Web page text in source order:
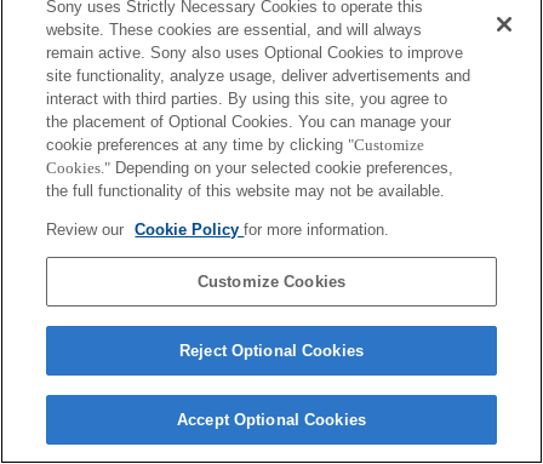
Copyright 2026 Sony Corporation
Sony uses Strictly Necessary Cookies to operate this
website. These cookies are essential, and will always
remain active. Sony also uses Optional Cookies to improve
site functionality, analyze usage, deliver advertisements and
interact with third parties. By using this site, you agree to
the placement of Optional Cookies. You can manage your
cookie preferences at any time by clicking "Customize
Cookies." Depending on your selected cookie preferences,
the full functionality of this website may not be available.
Review our Cookie Policyfor more information.
Customize Cookies
Reject Optional Cookies
Accept Optional Cookies